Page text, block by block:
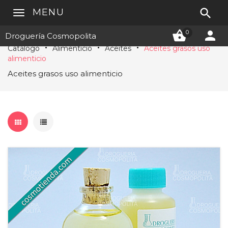
Droguería Cosmopolita 0 
MENU 
Catálogo Alimenticio Aceites
Aceites grasos uso
alimenticio
Aceites grasos uso alimenticio